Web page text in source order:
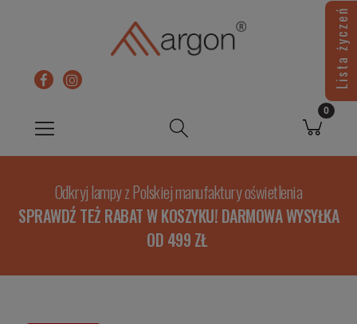
Odkryj lampy z Polskiej manufaktury oświetlenia
SPRAWDŹ TEŻ RABAT W KOSZYKU! DARMOWA WYSYŁKA
OD 499 ZŁ
Lista życzeń